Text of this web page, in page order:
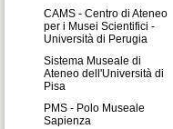
CAMS - Centro di Ateneo
per i Musei Scientifici -
Università di Perugia
Sistema Museale di
Ateneo dell'Università di
Pisa
PMS - Polo Museale
Sapienza